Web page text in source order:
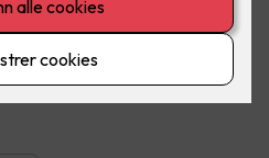
og i alle ELKO